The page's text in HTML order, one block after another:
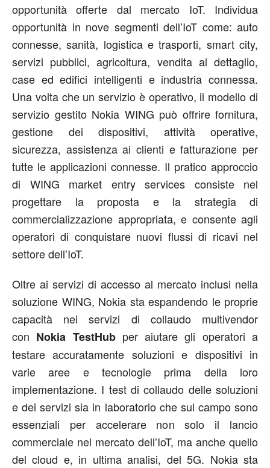
opportunità offerte dal mercato IoT. Individua
opportunità in nove segmenti dell’IoT come: auto
connesse, sanità, logistica e trasporti, smart city,
servizi pubblici, agricoltura, vendita al dettaglio,
case ed edifici intelligenti e industria connessa.
Una volta che un servizio è operativo, il modello di
servizio gestito Nokia WING può offrire fornitura,
gestione dei dispositivi, attività operative,
sicurezza, assistenza ai clienti e fatturazione per
tutte le applicazioni connesse. Il pratico approccio
di WING market entry services consiste nel
progettare la proposta e la strategia di
commercializzazione appropriata, e consente agli
operatori di conquistare nuovi flussi di ricavi nel
settore dell’IoT.
Oltre ai servizi di accesso al mercato inclusi nella
soluzione WING, Nokia sta espandendo le proprie
capacità nei servizi di collaudo multivendor
con Nokia TestHubper aiutare gli operatori a
testare accuratamente soluzioni e dispositivi in
varie aree e tecnologie prima della loro
implementazione. I test di collaudo delle soluzioni
e dei servizi sia in laboratorio che sul campo sono
essenziali per accelerare non solo il lancio
commerciale nel mercato dell’IoT, ma anche quello
del cloud e, in ultima analisi, del 5G. Nokia sta